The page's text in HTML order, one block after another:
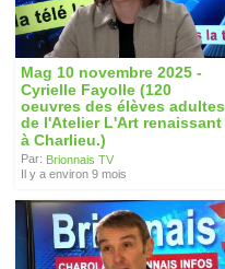
Mag 10 novembre 2025 -
Cyrielle Fayolle (120
oeuvres des élèves adultes
de l'Atelier L'Art renaissant
à Charlieu.)
Par: Brionnais TV
Il y a environ 9 mois